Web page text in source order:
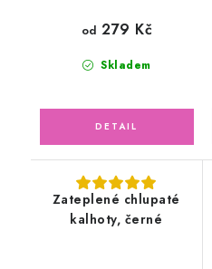
Skladem
od 279 Kč
Zateplené chlupaté
kalhoty, černé